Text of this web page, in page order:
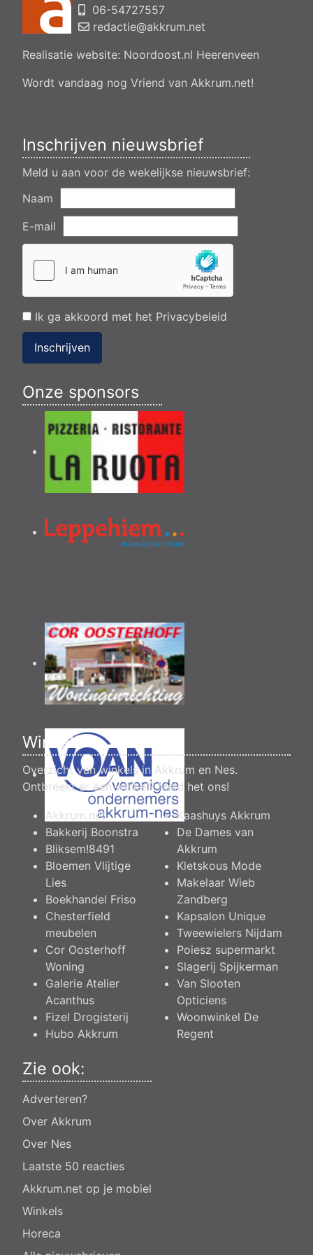
Aanvraag omgevingsvergunning, bouwen van een
bedrijfsverzamelgebouw, spikerboor naast nummer 11-1
Akkrum
Aanvraag omgevingsvergunning wateractiviteit wf-1009518
van een transformatorstation project nulelie Akkrum nabij de
06-54727557
redactie@akkrum.net
Realisatie website: Noordoost.nl Heerenveen
Wordt vandaag nog Vriend van Akkrum.net!
Inschrijven nieuwsbrief
Meld u aan voor de wekelijkse nieuwsbrief:
Naam
E-mail
Ik ga akkoord met het Privacybeleid
Inschrijven
Onze sponsors
Winkels
Overzicht van winkels in Akkrum en Nes.
Ontbreekt er een winkel?Meld het ons!
Akkrum.net
Bakkerij Boonstra
Bliksem!8491
Bloemen Vlijtige
Lies
Boekhandel Friso
Chesterfield
meubelen
Cor Oosterhoff
Woning
Galerie Atelier
Acanthus
Fizel Drogisterij
Hubo Akkrum
Kaashuys Akkrum
De Dames van
Akkrum
Kletskous Mode
Makelaar Wieb
Zandberg
Kapsalon Unique
Tweewielers Nijdam
Poiesz supermarkt
Slagerij Spijkerman
Van Slooten
Opticiens
Woonwinkel De
Regent
Zie ook:
Adverteren?
Over Akkrum
Over Nes
Laatste 50 reacties
Akkrum.net op je mobiel
Winkels
Horeca